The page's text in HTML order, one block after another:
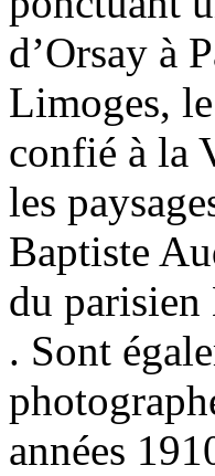
d’Orsay à
Limoges,
confié à la
les
Baptiste
du
. Sont
années